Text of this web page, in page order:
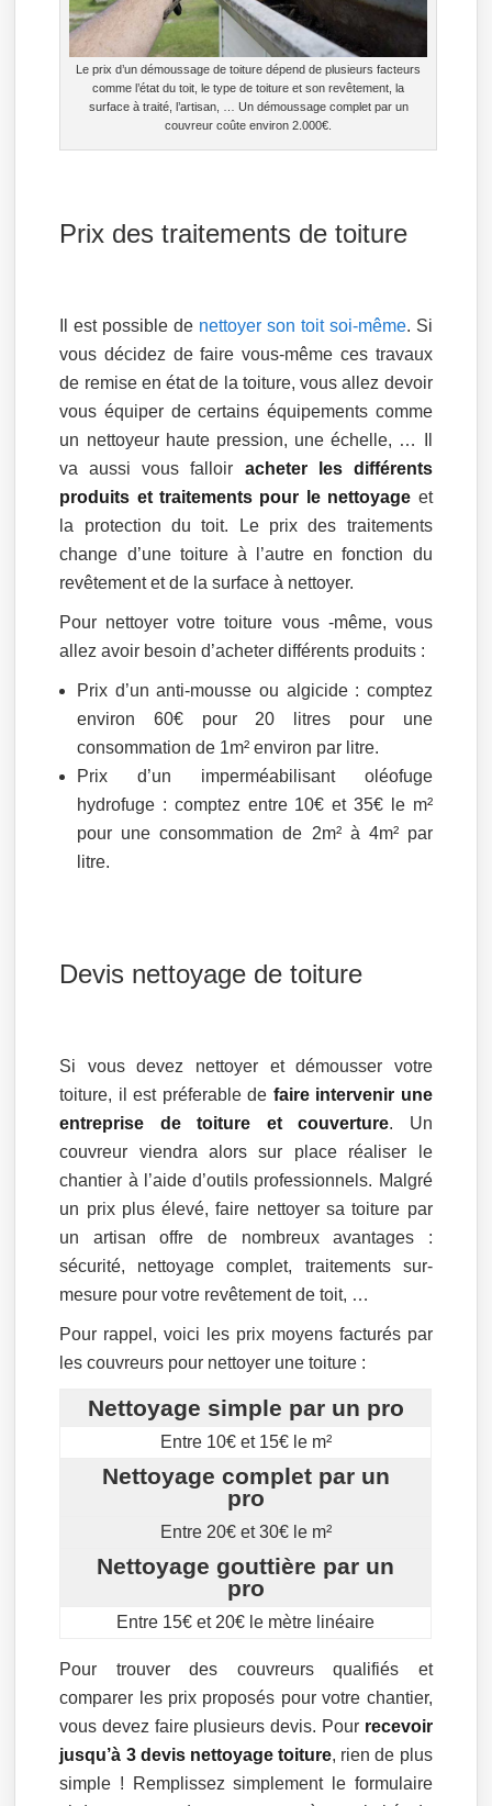
Le prix d’un démoussage de toiture dépend de plusieurs facteurs
comme l’état du toit, le type de toiture et son revêtement, la
surface à traité, l’artisan, … Un démoussage complet par un
couvreur coûte environ 2.000€.
Prix des traitements de toiture
Il est possible de nettoyer son toit soi-même. Si
vous décidez de faire vous-même ces travaux
de remise en état de la toiture, vous allez devoir
vous équiper de certains équipements comme
un nettoyeur haute pression, une échelle, … Il
va aussi vous falloir acheter les différents
produits et traitements pour le nettoyage et
la protection du toit. Le prix des traitements
change d’une toiture à l’autre en fonction du
revêtement et de la surface à nettoyer.
Pour nettoyer votre toiture vous -même, vous
allez avoir besoin d’acheter différents produits :
Prix d’un anti-mousse ou algicide : comptez
environ 60€ pour 20 litres pour une
consommation de 1m² environ par litre.
Prix d’un imperméabilisant oléofuge
hydrofuge : comptez entre 10€ et 35€ le m²
pour une consommation de 2m² à 4m² par
litre.
Devis nettoyage de toiture
Si vous devez nettoyer et démousser votre
toiture, il est préferable de faire intervenir une
entreprise de toiture et couverture. Un
couvreur viendra alors sur place réaliser le
chantier à l’aide d’outils professionnels. Malgré
un prix plus élevé, faire nettoyer sa toiture par
un artisan offre de nombreux avantages :
sécurité, nettoyage complet, traitements sur-
mesure pour votre revêtement de toit, …
Pour rappel, voici les prix moyens facturés par
les couvreurs pour nettoyer une toiture :
Nettoyage simple par un pro
Entre 10€ et 15€ le m²
Nettoyage complet par un
pro
Entre 20€ et 30€ le m²
Nettoyage gouttière par un
pro
Entre 15€ et 20€ le mètre linéaire
Pour trouver des couvreurs qualifiés et
comparer les prix proposés pour votre chantier,
vous devez faire plusieurs devis. Pour recevoir
jusqu’à 3 devis nettoyage toiture, rien de plus
simple ! Remplissez simplement le formulaire